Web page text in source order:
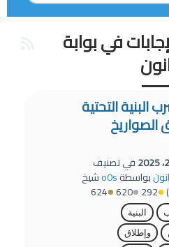
في بوابة
البنية التحتية
الصواريخ
في تصنيف
بواسطةo0sشيخ
292
620
624
البنية
وإطلاق